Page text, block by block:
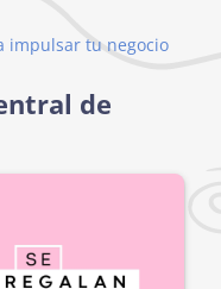
impulsar tu negocio
de